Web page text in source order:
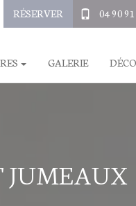
RÉSERVER 04 90
GALERIE
JUMEAUX